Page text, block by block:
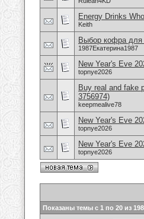
Energy Drinks
Keith
Выбор кофра для
1987Екатерина1987
New Year's Eve
topnye2026
Buy real and fake
3756974)
keepmealive78
New Year's Eve
topnye2026
New Year's Eve
topnye2026
Показаны темы с 1 по 20 из